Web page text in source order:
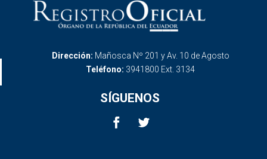
Dirección: Mañosca Nº 201 y Av. 10 de Agosto
Teléfono: 3941800 Ext. 3134
SÍGUENOS